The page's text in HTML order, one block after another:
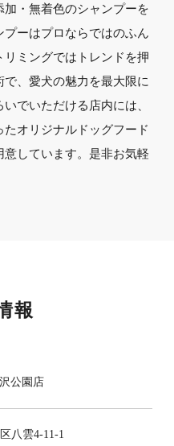
・無着色のシャンプーを
ーはプロならではのふん
ミングではトレンドを押
、愛犬の魅力を最大限に
でいただける店内には、
オリジナルドッグフード
しています。是非お気軽
報
公園店
八雲4-11-1